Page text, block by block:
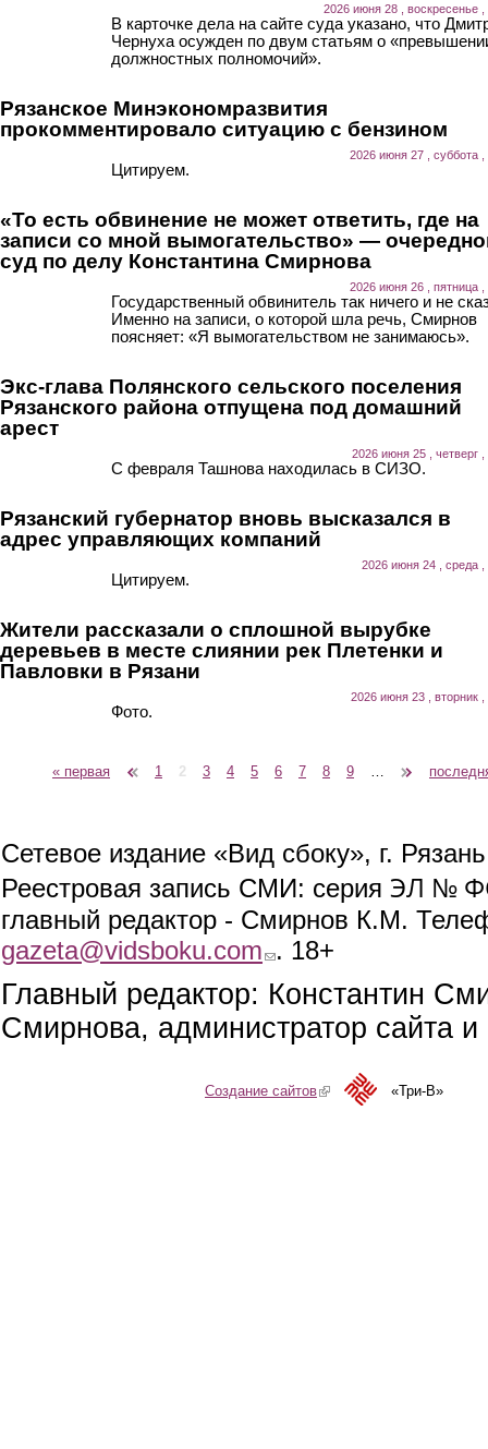
2026 июня 28 , воскресенье ,
В карточке дела на сайте суда указано, что
Чернуха осужден по двум статьям о
должностных полномочий».
Рязанское Минэкономразвития
прокомментировало ситуацию с бензином
2026 июня 27 , суббота ,
Цитируем.
«То есть обвинение не может ответить, где на
записи со мной вымогательство» —
суд по делу Константина Смирнова
2026 июня 26 , пятница ,
Государственный обвинитель так ничего и не
Именно на записи, о которой шла речь, Смирнов
поясняет: «Я вымогательством не занимаюсь».
Экс-глава Полянского сельского поселения
Рязанского района отпущена под домашний
арест
2026 июня 25 , четверг ,
С февраля Ташнова находилась в СИЗО.
Рязанский губернатор вновь высказался в
адрес управляющих компаний
2026 июня 24 , среда ,
Цитируем.
Жители рассказали о сплошной вырубке
деревьев в месте слиянии рек Плетенки и
Павловки в Рязани
2026 июня 23 , вторник ,
Фото.
Страницы
« первая 1 2 3 4 5 6 7 8 9
Сетевое издание «Вид сбоку», г.
Реестровая запись СМИ: серия ЭЛ №
главный редактор - Смирнов К.М.
gazeta@vidsboku.com (link sends e-mail)
. 18+
Главный редактор: Константин
Смирнова, администратор сайта
Создание сайтов(link is external)«Три-В»